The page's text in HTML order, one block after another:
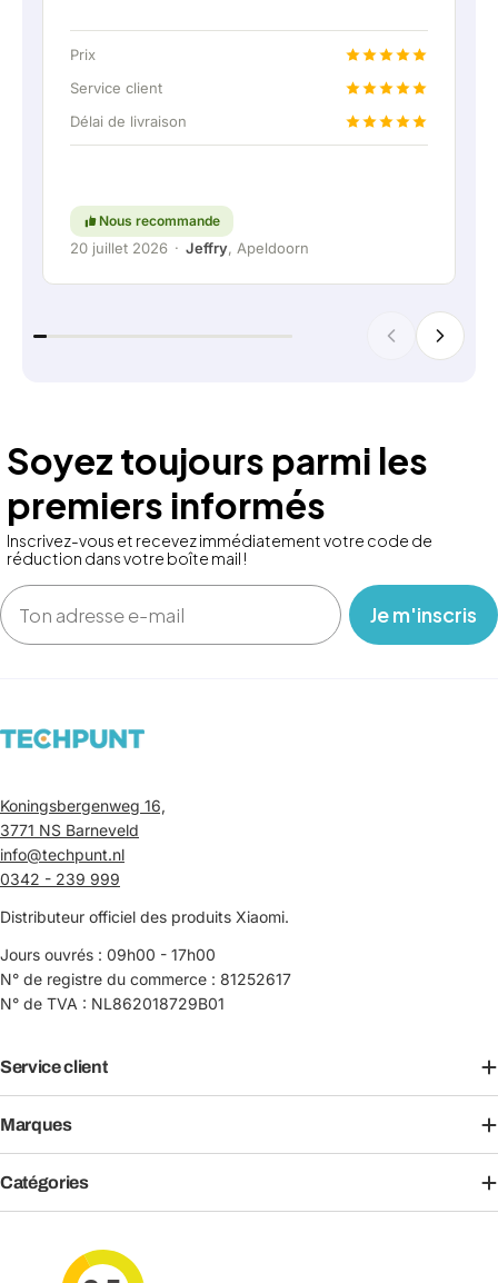
partagée. Après avoir convenu de la livraison, on
m'a même proposé gratuitement une connexion
fixe pour pouvoir raccorder la batterie
super, évidemment. En bref : une entreprise très
Prix
Service client
Délai de livraison
Nous recommande
20 juillet 2026 · Jeffry, Apeldoorn
Soyez toujours parmi les
premiers informés
Inscrivez-vous et recevez immédiatement votre code de
réduction dans votre boîte mail !
Email
‎ ‎ ‎ Je m'inscris ‎ ‎ ‎
Koningsbergenweg 16,
3771 NS Barneveld
info@techpunt.nl
0342 - 239 999
Distributeur officiel des produits Xiaomi.
Jours ouvrés : 09h00 - 17h00
N° de registre du commerce : 81252617
N° de TVA : NL862018729B01
Service client
Marques
Catégories